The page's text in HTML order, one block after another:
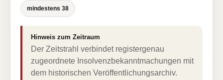
mindestens 38
Hinweis zum Zeitraum
Der Zeitstrahl verbindet registergenau
zugeordnete Insolvenzbekanntmachungen mit
dem historischen Veröffentlichungsarchiv.